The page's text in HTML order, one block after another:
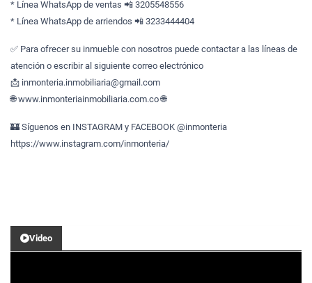
* Línea WhatsApp de ventas 📲 3205548556
* Línea WhatsApp de arriendos 📲 3233444404
✅ Para ofrecer su inmueble con nosotros puede contactar a las líneas de
atención o escribir al siguiente correo electrónico
📩 inmonteria.inmobiliaria@gmail.com
🌐 www.inmonteriainmobiliaria.com.co 🌐
🏰 Síguenos en INSTAGRAM y FACEBOOK @inmonteria
https://www.instagram.com/inmonteria/
Video